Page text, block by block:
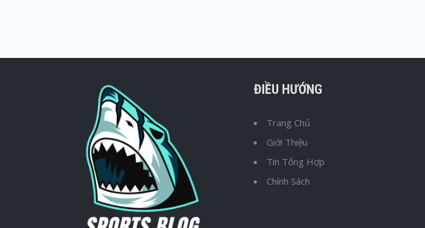
ĐIỀU HƯỚNG
Trang Chủ
Giới Thiệu
Tin Tổng Hợp
Chính Sách